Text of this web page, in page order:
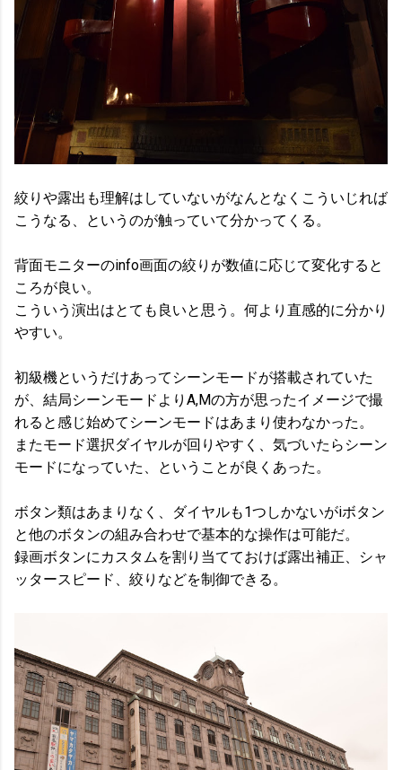
絞りや露出も理解はしていないがなんとなくこういじれば
こうなる、というのが触っていて分かってくる。
背面モニターのinfo画面の絞りが数値に応じて変化すると
ころが良い。
こういう演出はとても良いと思う。何より直感的に分かり
やすい。
初級機というだけあってシーンモードが搭載されていた
が、結局シーンモードよりA,Mの方が思ったイメージで撮
れると感じ始めてシーンモードはあまり使わなかった。
またモード選択ダイヤルが回りやすく、気づいたらシーン
モードになっていた、ということが良くあった。
ボタン類はあまりなく、ダイヤルも1つしかないがiボタン
と他のボタンの組み合わせで基本的な操作は可能だ。
録画ボタンにカスタムを割り当てておけば露出補正、シャ
ッタースピード、絞りなどを制御できる。